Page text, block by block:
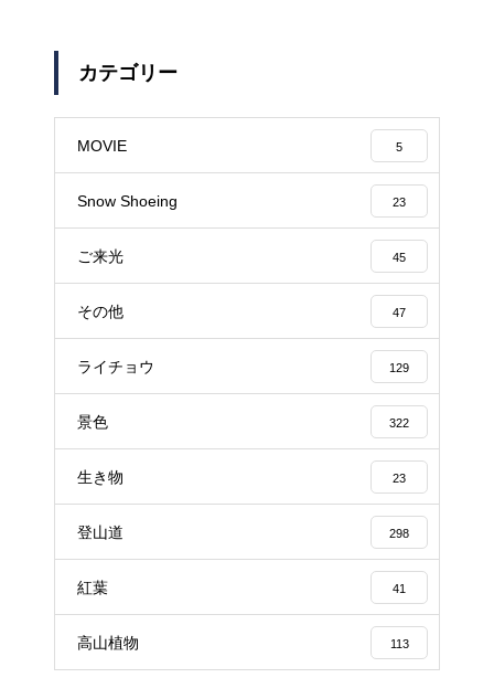
カテゴリー
MOVIE 5
Snow Shoeing 23
ご来光 45
その他 47
ライチョウ 129
景色 322
生き物 23
登山道 298
紅葉 41
高山植物 113